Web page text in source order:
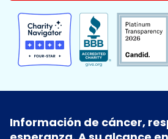
Información de cáncer,